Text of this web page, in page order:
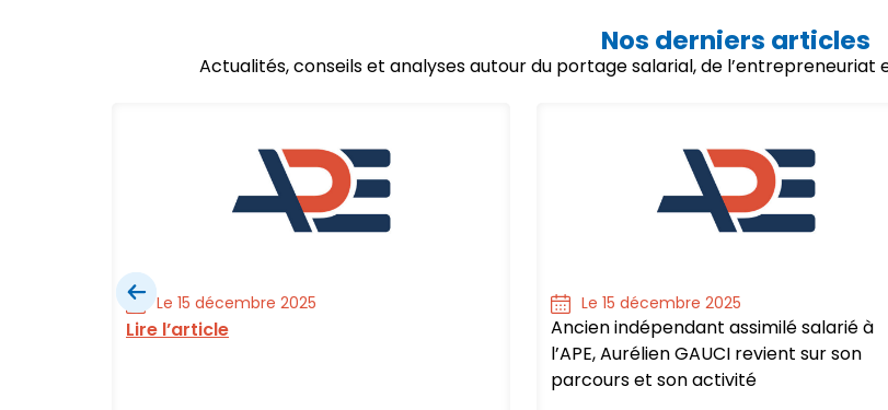
Nos derniers articles
Actualités, conseils et analyses autour du portage salarial, de
Le 15 décembre 2025
Lire l’article
Le 15 décembre 2025
Ancien indépendant assimilé salarié à
l’APE, Aurélien GAUCI revient sur son
parcours et son activité